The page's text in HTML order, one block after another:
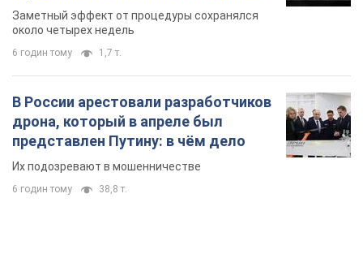
так почти месяц
Заметный эффект от процедуры сохранялся
около четырех недель
6 годин тому 1,7 т.
В России арестовали разработчиков
дрона, который в апреле был
представлен Путину: в чём дело
Их подозревают в мошенничестве
6 годин тому 38,8 т.